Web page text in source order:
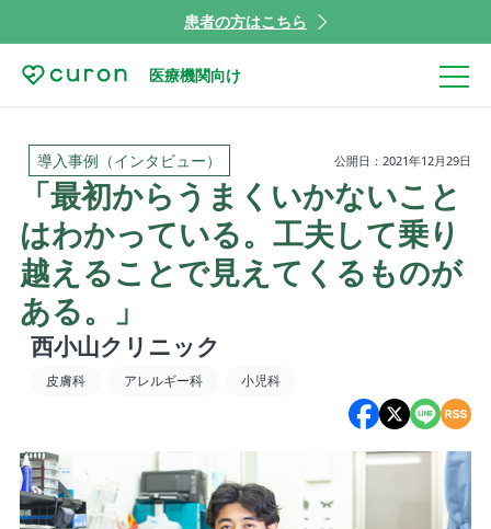
患者の方はこちら
医療機関向け
導入事例（インタビュー） 公開日：2021年12月29日
「最初からうまくいかないこと
はわかっている。工夫して乗り
越えることで見えてくるものが
ある。」
西小山クリニック
皮膚科 アレルギー科 小児科